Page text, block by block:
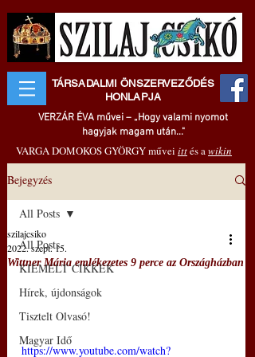
TÁRSADALMI ÖNSZERVEZŐDÉS
HONLAPJA
VERZÁR ÉVA művei – „Hogy valami nyomot
hagyjak magam után..."
VARGA DOMOKOS GYÖRGY művei ittés awikin
Bejegyzés
All Posts
KIEMELT CIKKEK
Hírek, újdonságok
Tisztelt Olvasó!
Magyar Idő
All Posts
Wittner Mária emlékezetes 9 perce az Országházban
szilajcsiko
2022. szept. 15.
https://www.youtube.com/watch?